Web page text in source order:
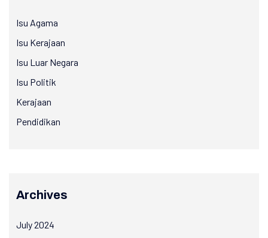
Isu Agama
Isu Kerajaan
Isu Luar Negara
Isu Politik
Kerajaan
Pendidikan
Archives
July 2024